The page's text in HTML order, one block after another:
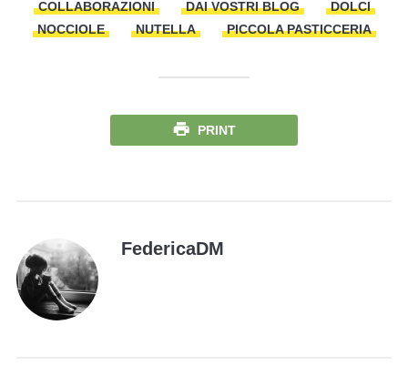
COLLABORAZIONI
DAI VOSTRI BLOG
DOLCI
NOCCIOLE
NUTELLA PICCOLA PASTICCERIA
PRINT
FedericaDM